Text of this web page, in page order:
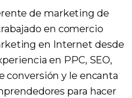
de marketing de
en comercio
en Internet desde
en PPC, SEO,
conversión y le encanta
para hacer